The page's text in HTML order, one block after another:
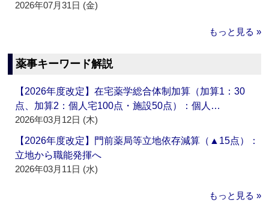
2026年07月31日 (金)
もっと見る »
薬事キーワード解説
【2026年度改定】在宅薬学総合体制加算（加算1：30
点、加算2：個人宅100点・施設50点）：個人…
2026年03月12日 (木)
【2026年度改定】門前薬局等立地依存減算（▲15点）：
立地から職能発揮へ
2026年03月11日 (水)
もっと見る »